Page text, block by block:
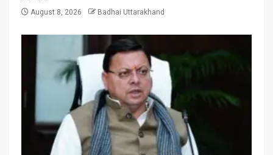
August 8, 2026 Badhai Uttarakhand